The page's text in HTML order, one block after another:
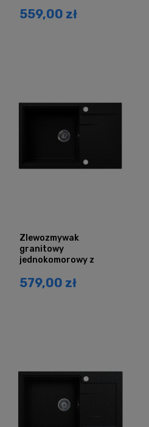
ociekaczem
559,00 zł
Zlewozmywak
granitowy
jednokomorowy z
czarny brokat srebrny
579,00 zł